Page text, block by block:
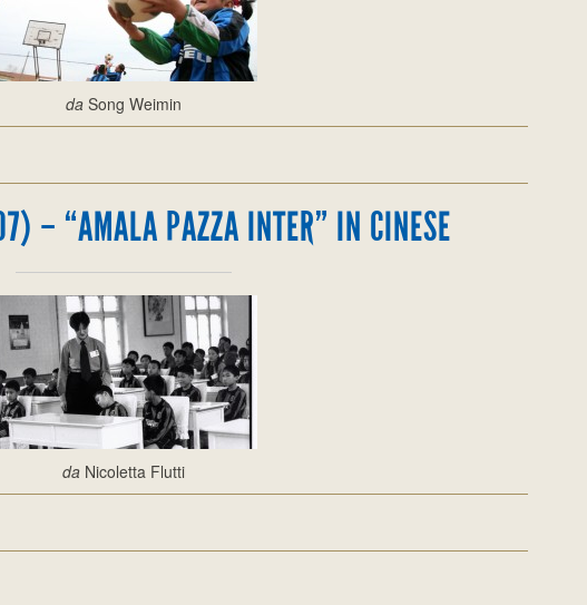
daSong Weimin
– “AMALA PAZZA INTER” IN CINESE
daNicoletta Flutti